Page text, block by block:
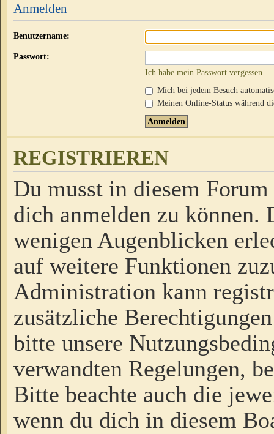
Anmelden
Benutzername:
Passwort:
Ich habe mein Passwort vergessen
Mich bei jedem Besuch
Meinen Online-Status während
REGISTRIEREN
Du musst in diesem
dich anmelden zu
wenigen Augenblicken
auf weitere Funktionen
Administration kann
zusätzliche
bitte unsere
verwandten Regelungen,
Bitte beachte auch die
wenn du dich in diesem